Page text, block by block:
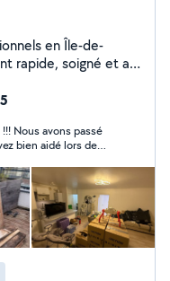
pour tous vos
professionnels
Pourquoi
Nous avons passé
bien aidé lors de